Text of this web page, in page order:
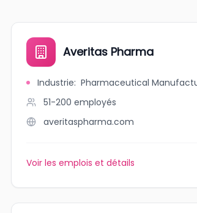
Averitas Pharma
Industrie: Pharmaceutical
51-200 employés
averitaspharma.com
Voir les emplois et détails